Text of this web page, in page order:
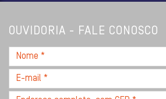
OUVIDORIA - FALE CONOSCO
Nome
*
E-
mail
Endereço